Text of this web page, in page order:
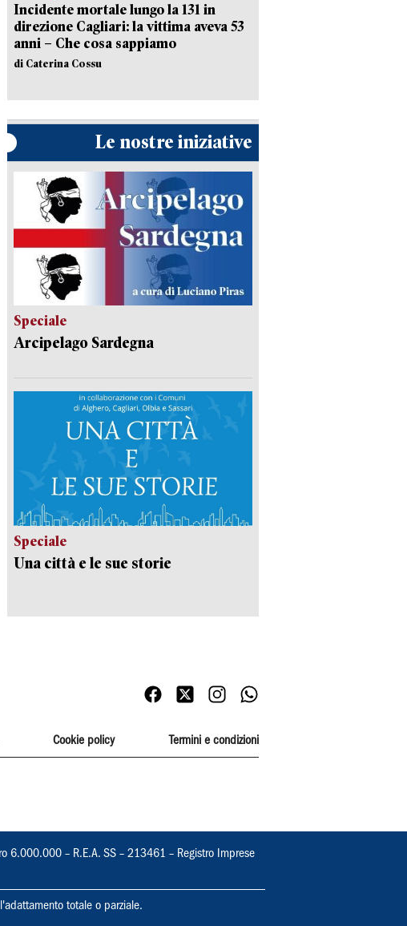
Incidente mortale lungo la 131 in
direzione Cagliari: la vittima aveva 53
anni – Che cosa sappiamo
di Caterina Cossu
Le nostre iniziative
Speciale
Arcipelago Sardegna
Speciale
Una città e le sue storie
Cookie policy Termini e condizioni
6.000.000 – R.E.A. SS – 213461 – Registro Imprese
totale o parziale.